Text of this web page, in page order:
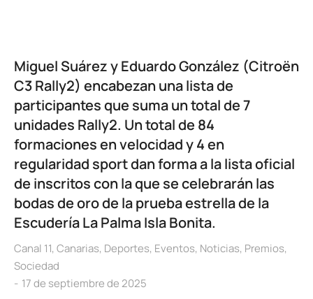
Miguel Suárez y Eduardo González (Citroën
C3 Rally2) encabezan una lista de
participantes que suma un total de 7
unidades Rally2. Un total de 84
formaciones en velocidad y 4 en
regularidad sport dan forma a la lista oficial
de inscritos con la que se celebrarán las
bodas de oro de la prueba estrella de la
Escudería La Palma Isla Bonita.
Canal 11, Canarias, Deportes, Eventos, Noticias, Premios,
Sociedad
17 de septiembre de 2025